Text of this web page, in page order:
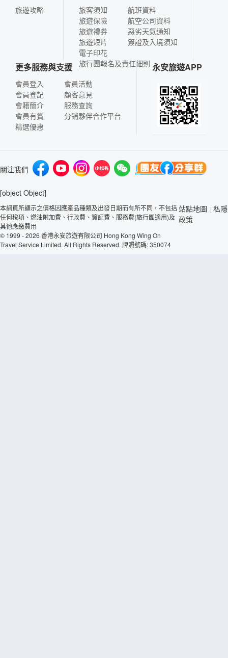
旅遊攻略
旅客須知
旅遊保險
旅遊禮券
旅遊短片
電子印花
航班資料
航空公司資料
惡劣天氣通知
簽證及入境須知
旅行團報名及責任細則
更多服務與支援
會員登入
會員登記
會籍簡介
會員有賞
精選優惠
會員活動
顧客意見
服務查詢
分銷夥伴合作平台
永安旅遊APP
關注我們
[object Object]
本網頁所顯示之價格因應產品種類及出發日期而有所不同，不包括
任何稅項、燃油附加費、行政費、簽証費、服務費(旅行團適用)及
其他應繳費用
© 1999 - 2026 香港永安旅遊有限公司 Hong Kong Wing On
Travel Service Limited. All Rights Reserved. 牌照號碼: 350074
站點地圖 | 私隱
政策